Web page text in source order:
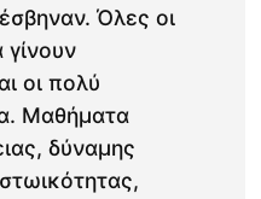
Όλες οι
οι πολύ
Μαθήματα
δύναμης